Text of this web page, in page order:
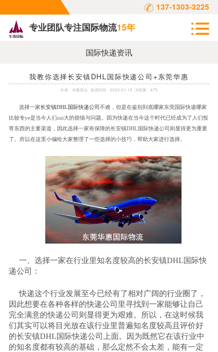
137-1303-3225
专业团队专注国际物流15年
国际快递资讯
我教你选择长安镇DHL国际快递公司+东莞华惠
作者： 华惠货运 发表时间： 2023-01-19 浏览量：675
选择一家长安镇DHL 国际快递公司不难，但是在鉴别到底哪家东莞国际快递哪家
比较专ye是当今人们zui大的烦恼与问题。因为快递在当今这个时代已经成为了人们投
寄东西的主要渠道，因此选择一家有保障的长安镇DHL 国际快递公司则显得更为重要
了。所以在这里小编给大家整理了一些选择的小技巧，帮助大家进行选择。
一、选择一家在行业里知名度较高的长安镇DHL国际快
递公司：
快递这个行业发展至今已经有了相对广阔的行业圈了，
因此想要在各种各样的快递公司里寻找到一家能够让自己
完全满意的快递公司则显得更为艰难。所以，在这时候我
们其实可以将目光放在该行业里普遍知名度较高且评价好
的长安镇DHL国际快递公司上面。因为既然它在该行业中
的知名度都有较高的基础，那么定然不会太差，能有一定